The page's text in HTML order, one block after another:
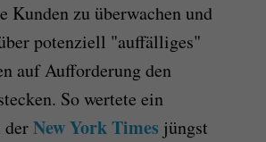
Kunden zu überwachen und
potenziell "auffälliges"
auf Aufforderung den
So wertete ein
derNew York Times jüngst